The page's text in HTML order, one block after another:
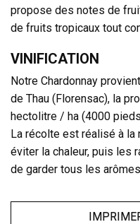
propose des notes de
de fruits tropicaux tout
VINIFICATION
Notre Chardonnay
de Thau (Florensac), la
hectolitre / ha (4000
La récolte est réalisé à la
éviter la chaleur, puis les
de garder tous les